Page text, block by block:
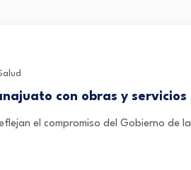
con obras y servicios
el compromiso del Gobierno de la